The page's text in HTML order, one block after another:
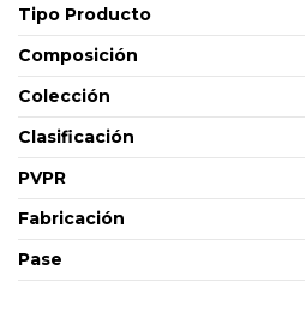
Tipo Producto
Composición
Colección
Clasificación
PVPR
Fabricación
Pase